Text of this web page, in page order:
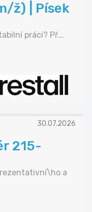
ž) | Písek
práci? Př...
30.07.2026
215-
a